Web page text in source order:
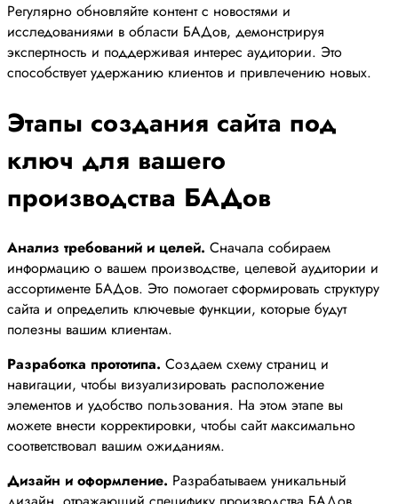
Регулярно обновляйте контент с новостями и
исследованиями в области БАДов, демонстрируя
экспертность и поддерживая интерес аудитории. Это
способствует удержанию клиентов и привлечению новых.
Этапы создания сайта под
ключ для вашего
производства БАДов
Анализ требований и целей. Сначала собираем
информацию о вашем производстве, целевой аудитории и
ассортименте БАДов. Это помогает сформировать структуру
сайта и определить ключевые функции, которые будут
полезны вашим клиентам.
Разработка прототипа. Создаем схему страниц и
навигации, чтобы визуализировать расположение
элементов и удобство пользования. На этом этапе вы
можете внести корректировки, чтобы сайт максимально
соответствовал вашим ожиданиям.
Дизайн и оформление. Разрабатываем уникальный